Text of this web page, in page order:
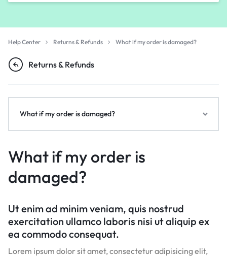
Help Center Returns & Refunds What if my order is damaged?
Returns & Refunds
What if my order is
damaged?
Ut enim ad minim veniam, quis nostrud
exercitation ullamco laboris nisi ut aliquip ex
ea commodo consequat.
Lorem ipsum dolor sit amet, consectetur adipisicing elit,
What if my order is damaged?